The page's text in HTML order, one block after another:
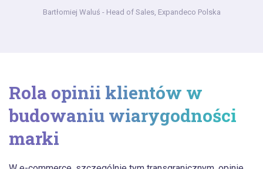
Bartłomiej Waluś - Head of Sales, Expandeco Polska
Rola opinii klientów w
budowaniu wiarygodności
marki